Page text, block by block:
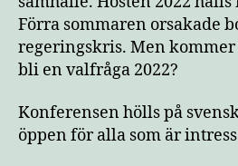
Förra sommaren orsakade
regeringskris. Men kommer
bli en valfråga 2022?
Konferensen hölls på
öppen för alla som är